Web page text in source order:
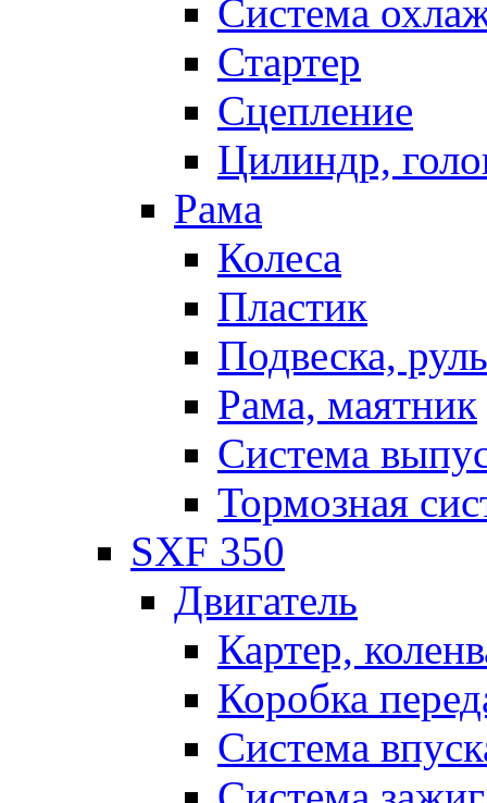
Система
Стартер
Сцепление
Цилиндр,
Рама
Колеса
Пластик
Подвеска, руль
Рама, маятник
Система
Тормозная
SXF 350
Двигатель
Картер,
Коробка
Система